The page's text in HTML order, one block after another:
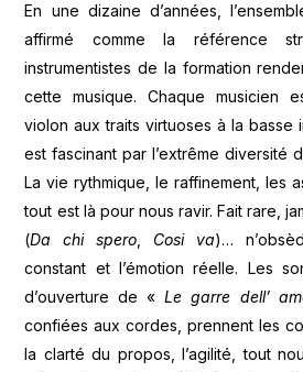
En une dizaine d’années,
affirmé comme la référence
instrumentistes de la formation
cette musique. Chaque musicien
violon aux traits virtuoses à la basse
est fascinant par l’extrême diversité
La vie rythmique, le raffinement, les
tout est là pour nous ravir. Fait rare,
(Da chi spero Cosi va)…
constant et l’émotion réelle. Les
d’ouverture de «Le garre dell’
confiées aux cordes, prennent les
la clarté du propos, l’agilité, tout